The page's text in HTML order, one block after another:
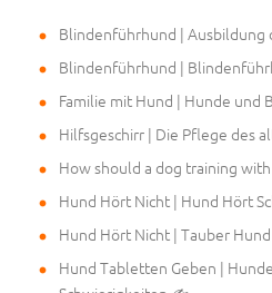
Blindenführhund |
Blindenführhund |
Familie mit Hund | Hunde und
Hilfsgeschirr | Die Pflege des
How should a dog training
Hund Hört Nicht | Hund Hört
Hund Hört Nicht | Tauber Hund
Hund Tabletten Geben |